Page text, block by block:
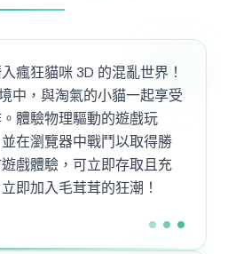
瘋狂貓咪 3D 的混亂世界！
中，與淘氣的小貓一起享受
體驗物理驅動的遊戲玩
在瀏覽器中戰鬥以取得勝
戲體驗，可立即存取且充
即加入毛茸茸的狂潮！